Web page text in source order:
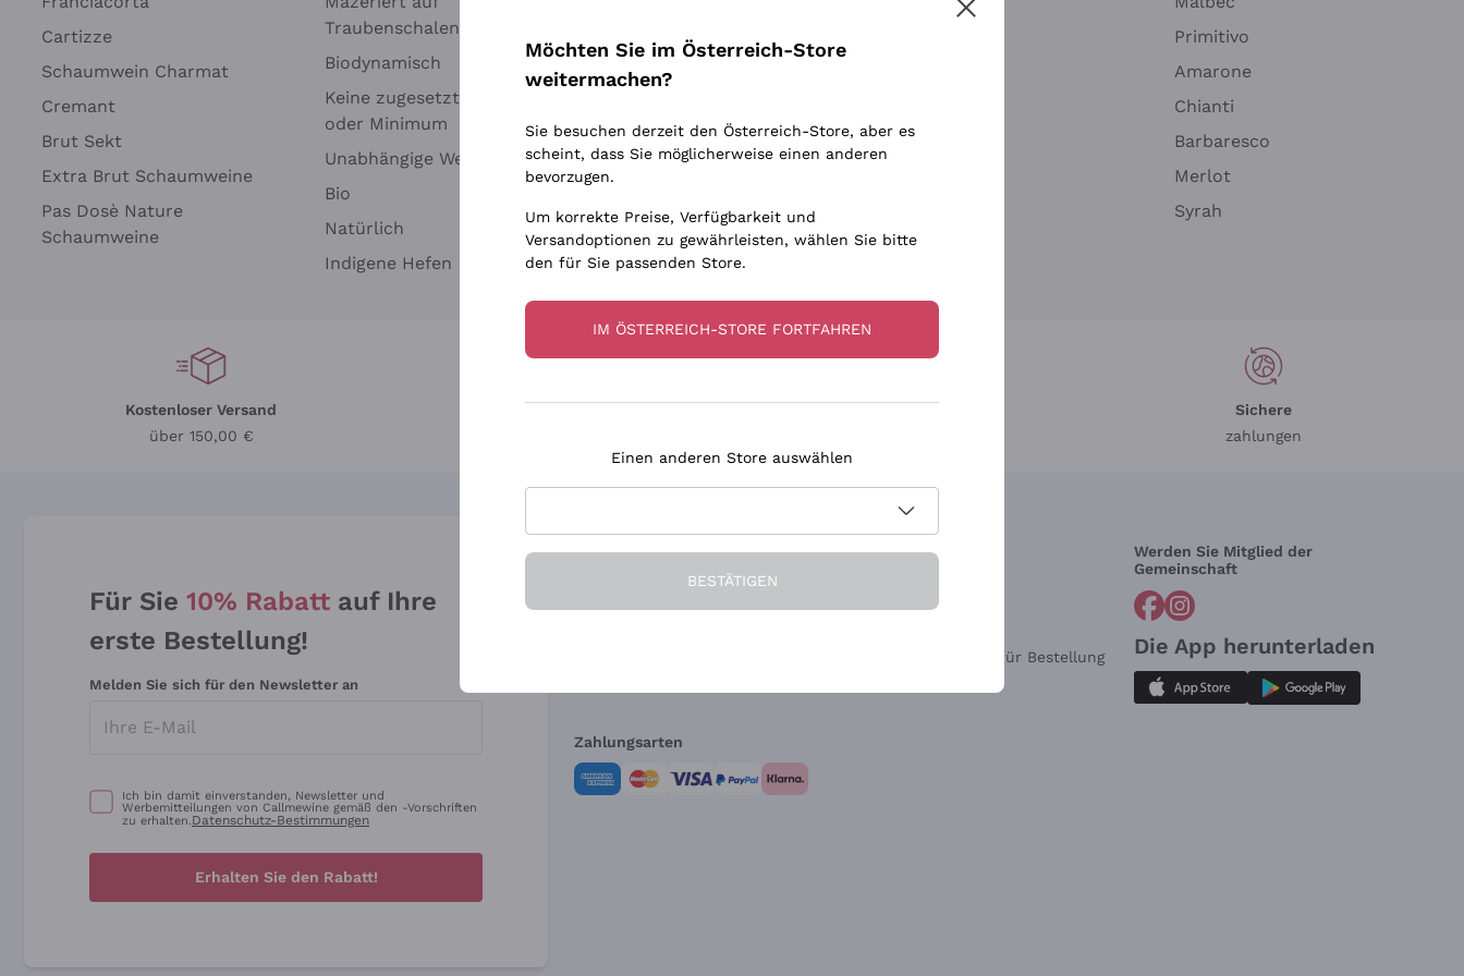
Cartizze
Schaumwein Charmat
Cremant
Brut Sekt
Extra Brut Schaumweine
Pas Dosè Nature
Schaumweine
Traubenschalen
Biodynamisch
Keine zugesetzten Sulfite
oder Minimum
Unabhängige Weinbauern
Bio
Natürlich
Indigene Hefen
Occhipinti Arianna
Biondi Santi
Argiolas
Zenato
Ca' dei Frati
Chardonnay
Primitivo
Amarone
Chianti
Barbaresco
Merlot
Syrah
Kostenloser Versand
über 150,00 €
Sichere
zahlungen
Für Sie 10% Rabatt auf Ihre
erste Bestellung!
Melden Sie sich für den Newsletter an
Ich bin damit einverstanden, Newsletter und
Werbemitteilungen von Callmewine gemäß den -Vorschriften
zu erhalten.Datenschutz-Bestimmungen
Erhalten Sie den Rabatt!
Die Firma Brauchen Sie Hilfe?
Widerrufsformular für Bestellung
Werden Sie Mitglied der
Gemeinschaft
Die App herunterladen
Zahlungsarten
Weitere Informationen finden Sie in unseremDatenschutz-Bestimmungen
Möchten Sie im Österreich-Store
weitermachen?
Sie besuchen derzeit den Österreich-Store, aber es
scheint, dass Sie möglicherweise einen anderen
bevorzugen.
Um korrekte Preise, Verfügbarkeit und
Versandoptionen zu gewährleisten, wählen Sie bitte
den für Sie passenden Store.
IM ÖSTERREICH-STORE FORTFAHREN
Einen anderen Store auswählen
BESTÄTIGEN